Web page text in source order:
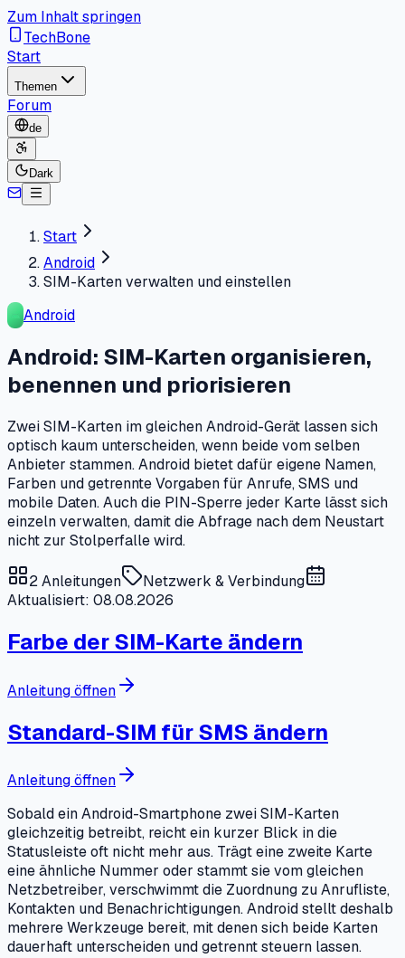
Zum Inhalt springen
TechBone
Start
Themen
Forum
de
Dark
Start
Android
SIM-Karten verwalten und einstellen
Android
Android: SIM-Karten organisieren,
benennen und priorisieren
Zwei SIM-Karten im gleichen Android-Gerät lassen sich
optisch kaum unterscheiden, wenn beide vom selben
Anbieter stammen. Android bietet dafür eigene Namen,
Farben und getrennte Vorgaben für Anrufe, SMS und
mobile Daten. Auch die PIN-Sperre jeder Karte lässt sich
einzeln verwalten, damit die Abfrage nach dem Neustart
nicht zur Stolperfalle wird.
2Anleitungen
Netzwerk & Verbindung
Aktualisiert: 08.08.2026
Farbe der SIM-Karte ändern
Anleitung öffnen
Standard-SIM für SMS ändern
Anleitung öffnen
Sobald ein Android-Smartphone zwei SIM-Karten
gleichzeitig betreibt, reicht ein kurzer Blick in die
Statusleiste oft nicht mehr aus. Trägt eine zweite Karte
eine ähnliche Nummer oder stammt sie vom gleichen
Netzbetreiber, verschwimmt die Zuordnung zu Anrufliste,
Kontakten und Benachrichtigungen. Android stellt deshalb
mehrere Werkzeuge bereit, mit denen sich beide Karten
dauerhaft unterscheiden und getrennt steuern lassen.